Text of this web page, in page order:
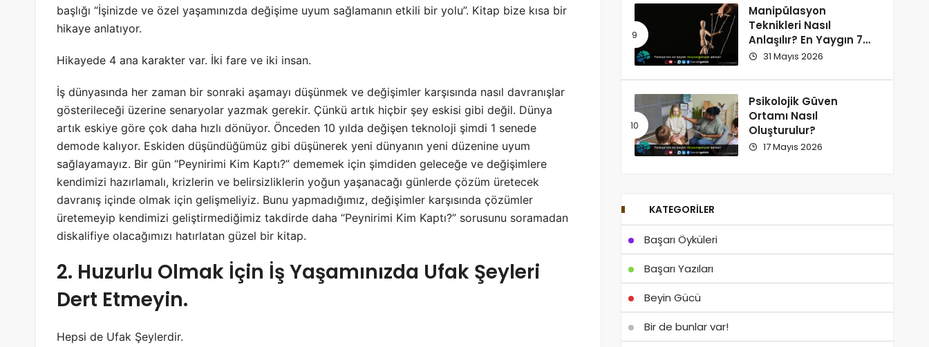
başlığı “İşinizde ve özel yaşamınızda değişime uyum sağlamanın etkili bir yolu”. Kitap bize kısa bir
hikaye anlatıyor.
Hikayede 4 ana karakter var. İki fare ve iki insan.
İş dünyasında her zaman bir sonraki aşamayı düşünmek ve değişimler karşısında nasıl davranışlar
gösterileceği üzerine senaryolar yazmak gerekir. Çünkü artık hiçbir şey eskisi gibi değil. Dünya
artık eskiye göre çok daha hızlı dönüyor. Önceden 10 yılda değişen teknoloji şimdi 1 senede
demode kalıyor. Eskiden düşündüğümüz gibi düşünerek yeni dünyanın yeni düzenine uyum
sağlayamayız. Bir gün “Peynirimi Kim Kaptı?” dememek için şimdiden geleceğe ve değişimlere
kendimizi hazırlamalı, krizlerin ve belirsizliklerin yoğun yaşanacağı günlerde çözüm üretecek
davranış içinde olmak için gelişmeliyiz. Bunu yapmadığımız, değişimler karşısında çözümler
üretemeyip kendimizi geliştirmediğimiz takdirde daha “Peynirimi Kim Kaptı?” sorusunu soramadan
diskalifiye olacağımızı hatırlatan güzel bir kitap.
2. Huzurlu Olmak İçin İş Yaşamınızda Ufak Şeyleri
Dert Etmeyin.
Hepsi de Ufak Şeylerdir.
Manipülasyon
Teknikleri Nasıl
Anlaşılır? En Yaygın 7
İşaret
31 Mayıs 2026
Psikolojik Güven
Ortamı Nasıl
Oluşturulur?
17 Mayıs 2026
KATEGORILER
Başarı Öyküleri
Başarı Yazıları
Beyin Gücü
Bir de bunlar var!